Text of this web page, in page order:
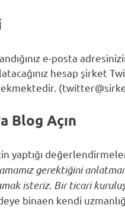
e-posta
hesap şirket
Blog Açın
yaptığı
gerektiğini
isteriz. Bir ticari
binaen kendi